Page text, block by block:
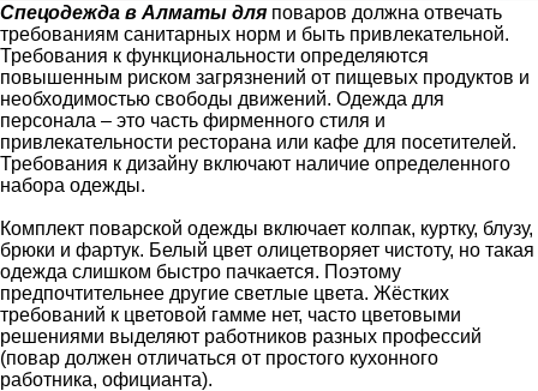
Спецодежда в Алматы для поваров должна отвечать
требованиям санитарных норм и быть привлекательной.
Требования к функциональности определяются
повышенным риском загрязнений от пищевых продуктов и
необходимостью свободы движений. Одежда для
персонала – это часть фирменного стиля и
привлекательности ресторана или кафе для посетителей.
Требования к дизайну включают наличие определенного
набора одежды.
Комплект поварской одежды включает колпак, куртку, блузу,
брюки и фартук. Белый цвет олицетворяет чистоту, но такая
одежда слишком быстро пачкается. Поэтому
предпочтительнее другие светлые цвета. Жёстких
требований к цветовой гамме нет, часто цветовыми
решениями выделяют работников разных профессий
(повар должен отличаться от простого кухонного
работника, официанта).